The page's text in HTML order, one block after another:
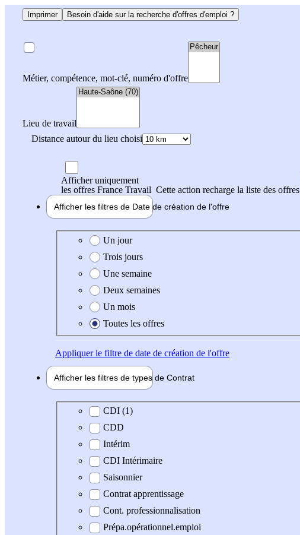
Imprimer Besoin d'aide sur la recherche d'offres d'emploi ?
Métier, compétence, mot-clé, numéro d'offre
Lieu de travail
Distance autour du lieu choisi
Afficher uniquement
les offres France Travail Cette action recharge la liste des offres
Afficher les filtres de Date de création de l'offre
Date de création de l'offre
Un jour
Trois jours
Une semaine
Deux semaines
Un mois
Toutes les offres
Appliquerle filtre de date de création de l'offre
Afficher les filtres de types de Contrat
Type de contrat
CDI (1)
CDD
Intérim
CDI Intérimaire
Saisonnier
Contrat apprentissage
Cont. professionnalisation
Prépa.opérationnel.emploi